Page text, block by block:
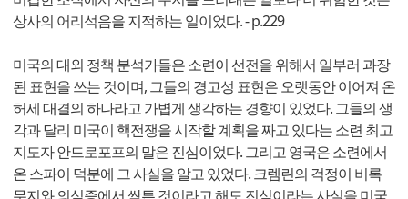
상사의 어리석음을 지적하는 일이었다. - p.229
미국의 대외 정책 분석가들은 소련이 선전을 위해서 일부러 과장
된 표현을 쓰는 것이며, 그들의 경고성 표현은 오랫동안 이어져 온
허세 대결의 하나라고 가볍게 생각하는 경향이 있었다. 그들의 생
각과 달리 미국이 핵전쟁을 시작할 계획을 짜고 있다는 소련 최고
지도자 안드로포프의 말은 진심이었다. 그리고 영국은 소련에서
온 스파이 덕분에 그 사실을 알고 있었다. 크렘린의 걱정이 비록